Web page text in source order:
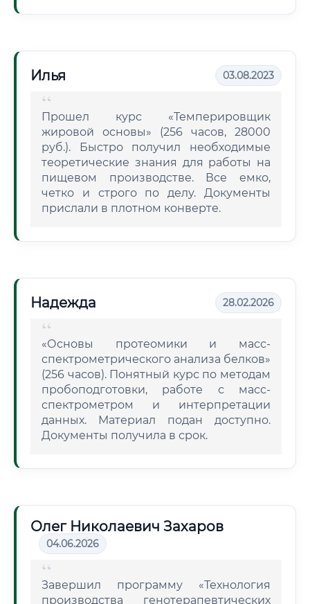
Илья 03.08.2023
Прошел курс «Темперировщик
жировой основы» (256 часов, 28000
руб.). Быстро получил необходимые
теоретические знания для работы на
пищевом производстве. Все емко,
четко и строго по делу. Документы
прислали в плотном конверте.
Надежда 28.02.2026
«Основы протеомики и масс-
спектрометрического анализа белков»
(256 часов). Понятный курс по методам
пробоподготовки, работе с масс-
спектрометром и интерпретации
данных. Материал подан доступно.
Документы получила в срок.
Олег Николаевич Захаров
04.06.2026
Завершил программу «Технология
производства генотерапевтических